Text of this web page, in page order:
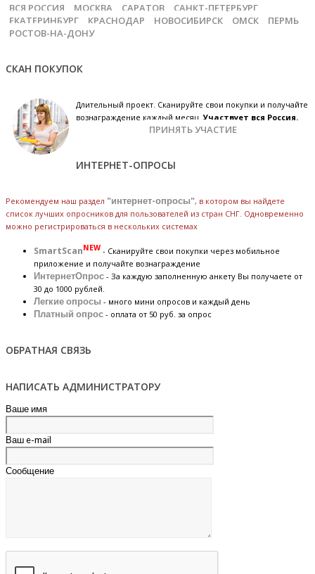
ВСЯ РОССИЯ МОСКВА САРАТОВ
САНКТ-ПЕТЕРБУРГ
ЕКАТЕРИНБУРГ
КРАСНОДАР НОВОСИБИРСК ОМСК
ПЕРМЬ
РОСТОВ-НА-ДОНУ
СКАН ПОКУПОК
Длительный проект. Сканируйте свои покупки и получайте
вознаграждение каждый месяц.Участвует вся Россия.
ПРИНЯТЬ УЧАСТИЕ
ИНТЕРНЕТ-ОПРОСЫ
Рекомендуем наш раздел "интернет-опросы", в котором вы найдете
список лучших опросников для пользователей из стран СНГ. Одновременно
можно регистрироваться в нескольких системах
SmartScan NEW - Сканируйте свои покупки через мобильное
приложение и получайте вознаграждение
ИнтернетОпрос - За каждую заполненную анкету Вы получаете от
30 до 1000 рублей.
Легкие опросы - много мини опросов и каждый день
Платный опрос - оплата от 50 руб. за опрос
ОБРАТНАЯ СВЯЗЬ
НАПИСАТЬ АДМИНИСТРАТОРУ
Ваше имя
Ваш e-mail
Сообщение